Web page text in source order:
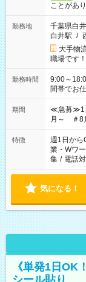
ことがあ
勤務地
千葉県白
白井駅 /
大手物
職場です！
勤務時間
9:00～18:00な
間帯でお
17:00～
期間
≪急募≫1
月～ ＃8
特徴 週1日から
業・Wワ
集 / 電話
気になる！
《単発1日OK
シール貼り